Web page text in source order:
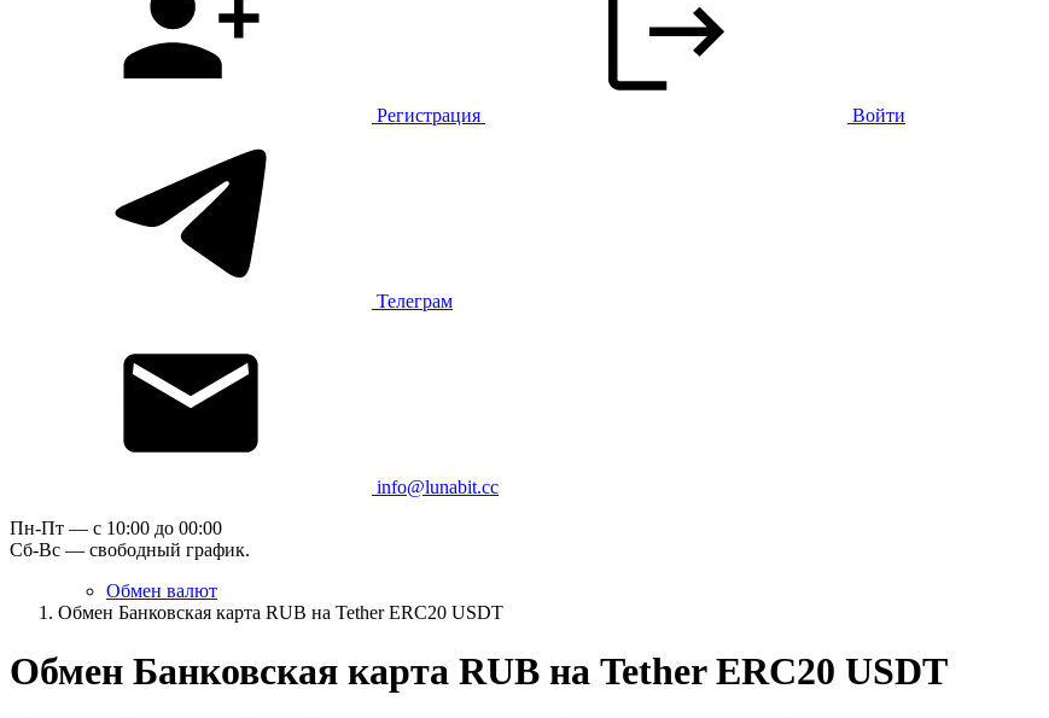
Регистрация Войти
Телеграм
info@lunabit.cc
Пн-Пт — c 10:00 до 00:00
Сб-Вс — свободный график.
Обмен валют
Обмен Банковская карта RUB на Tether ERC20 USDT
Обмен Банковская карта RUB на Tether ERC20 USDT